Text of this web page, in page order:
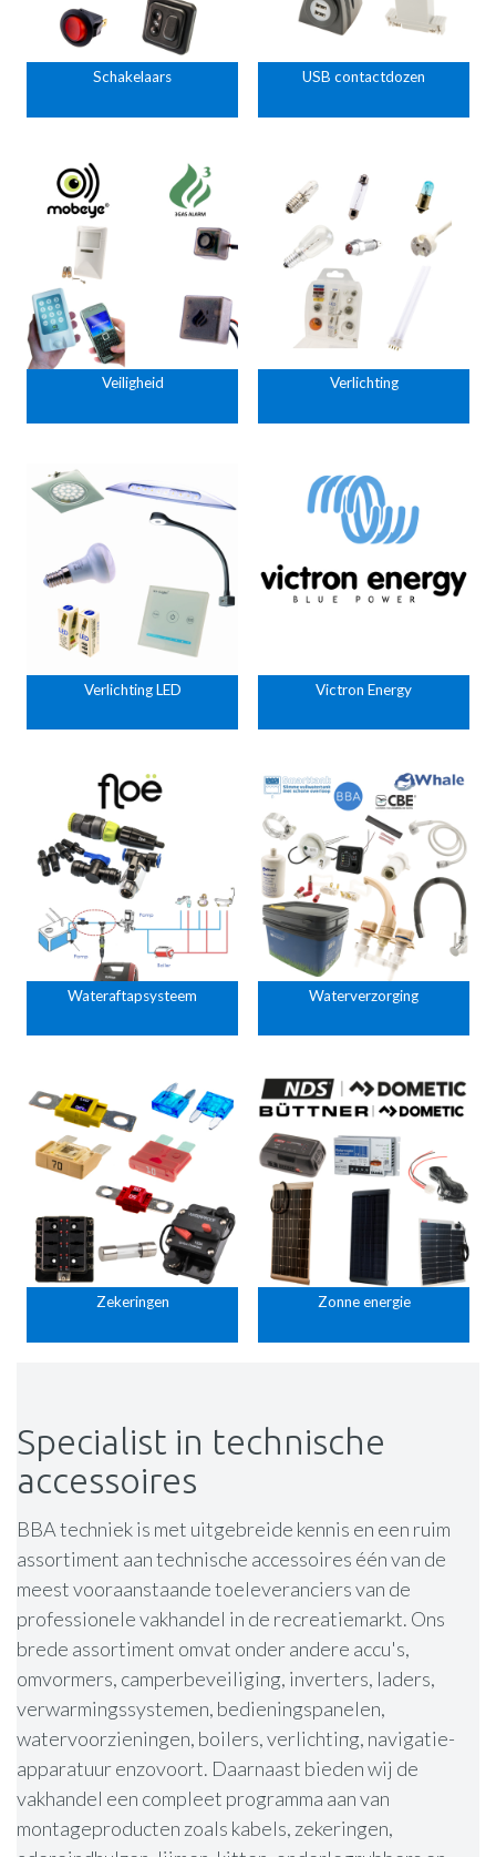
Schakelaars USB contactdozen
Veiligheid Verlichting
Verlichting LED Victron Energy
Wateraftapsysteem Waterverzorging
Zekeringen Zonne energie
Specialist in technische
accessoires
BBA techniek is met uitgebreide kennis en een ruim
assortiment aan technische accessoires één van de
meest vooraanstaande toeleveranciers van de
professionele vakhandel in de recreatiemarkt. Ons
brede assortiment omvat onder andere accu's,
omvormers, camperbeveiliging, inverters, laders,
verwarmingssystemen, bedieningspanelen,
watervoorzieningen, boilers, verlichting, navigatie-
apparatuur enzovoort. Daarnaast bieden wij de
vakhandel een compleet programma aan van
montageproducten zoals kabels, zekeringen,